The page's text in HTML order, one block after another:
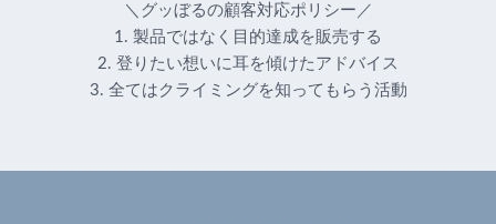
＼グッぼるの顧客対応ポリシー／
1. 製品ではなく目的達成を販売する
2. 登りたい想いに耳を傾けたアドバイス
3. 全てはクライミングを知ってもらう活動